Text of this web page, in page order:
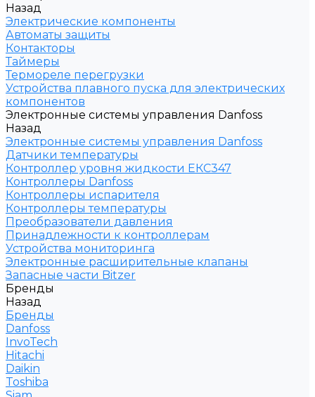
Назад
Электрические компоненты
Автоматы защиты
Контакторы
Таймеры
Термореле перегрузки
Устройства плавного пуска для электрических
компонентов
Электронные системы управления Danfoss
Назад
Электронные системы управления Danfoss
Датчики температуры
Контроллер уровня жидкости ЕКС347
Контроллеры Danfoss
Контроллеры испарителя
Контроллеры температуры
Преобразователи давления
Принадлежности к контроллерам
Устройства мониторинга
Электронные расширительные клапаны
Запасные части Bitzer
Бренды
Назад
Бренды
Danfoss
InvoTech
Hitachi
Daikin
Toshiba